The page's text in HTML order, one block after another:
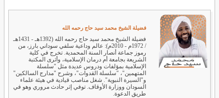
فضيلة الشيخ محمد سيد حاج رحمه الله
فضيلة الشيخ محمد سيد حاج رحمه الله (1392هـ - 1431هـ
/ 1972م - 2010م): عالم وداعية سلفي سوداني بارز، من
رموز جماعة أنصار السنة المحمدية. تخرج في كلية
الشريعة بجامعة أم درمان الإسلامية، وأثرى المكتبة
الإسلامية بمؤلفات ودروس عديدة مثل "سلسلة
المتهمين"، "سلسلة القدوات"، وشرح "مدارج السالكين"
و"السيرة النبوية". شغل مناصب قيادية في هيئة علماء
السودان ووزارة الأوقاف. توفي إثر حادث مروري وهو في
طريق الدعوة.